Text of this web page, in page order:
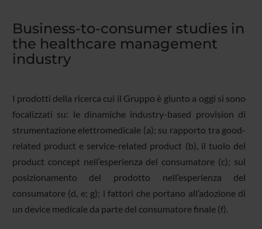
Business-to-consumer studies in
the healthcare management
industry
I prodotti della ricerca cui il Gruppo è giunto a oggi si sono
focalizzati su: le dinamiche industry-based provision di
strumentazione elettromedicale (a); su rapporto tra good-
related product e service-related product (b), il tuolo del
product concept nell’esperienza del consumatore (c); sul
posizionamento del prodotto nell’esperienza del
consumatore (d, e; g); i fattori che portano all’adozione di
un device medicale da parte del consumatore finale (f).